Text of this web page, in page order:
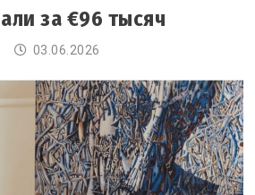
за €96 тысяч
03.06.2026